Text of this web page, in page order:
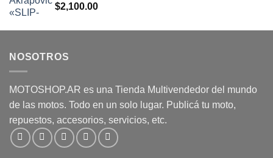
$2,100.00
NOSOTROS
MOTOSHOP.AR es una Tienda Multivendedor del mundo
de las motos. Todo en un solo lugar. Publicá tu moto,
repuestos, accesorios, servicios, etc.